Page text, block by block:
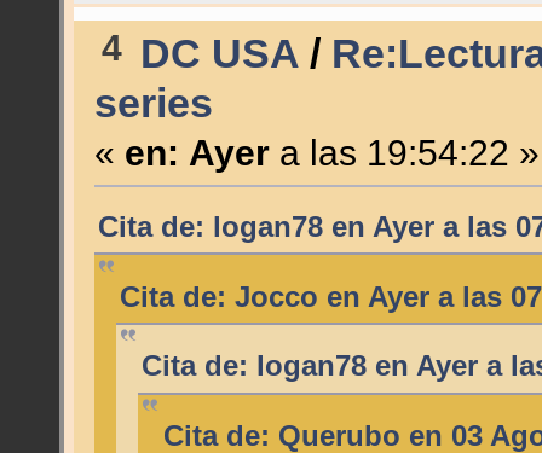
4 DC USA /
series
« en: Ayera las 19:54:22 »
Cita de: logan78 en Ayera las
Cita de: Jocco en Ayera las
Cita de: logan78 en Ayera
Cita de: Querubo en 03